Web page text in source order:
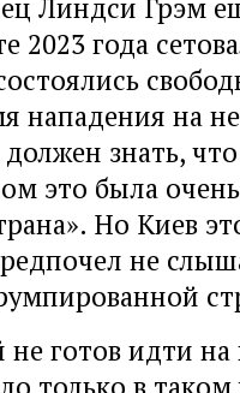
Линдси Грэм
2023 года
нападения на
знать,
это была очень
Но Киев
не
готов идти